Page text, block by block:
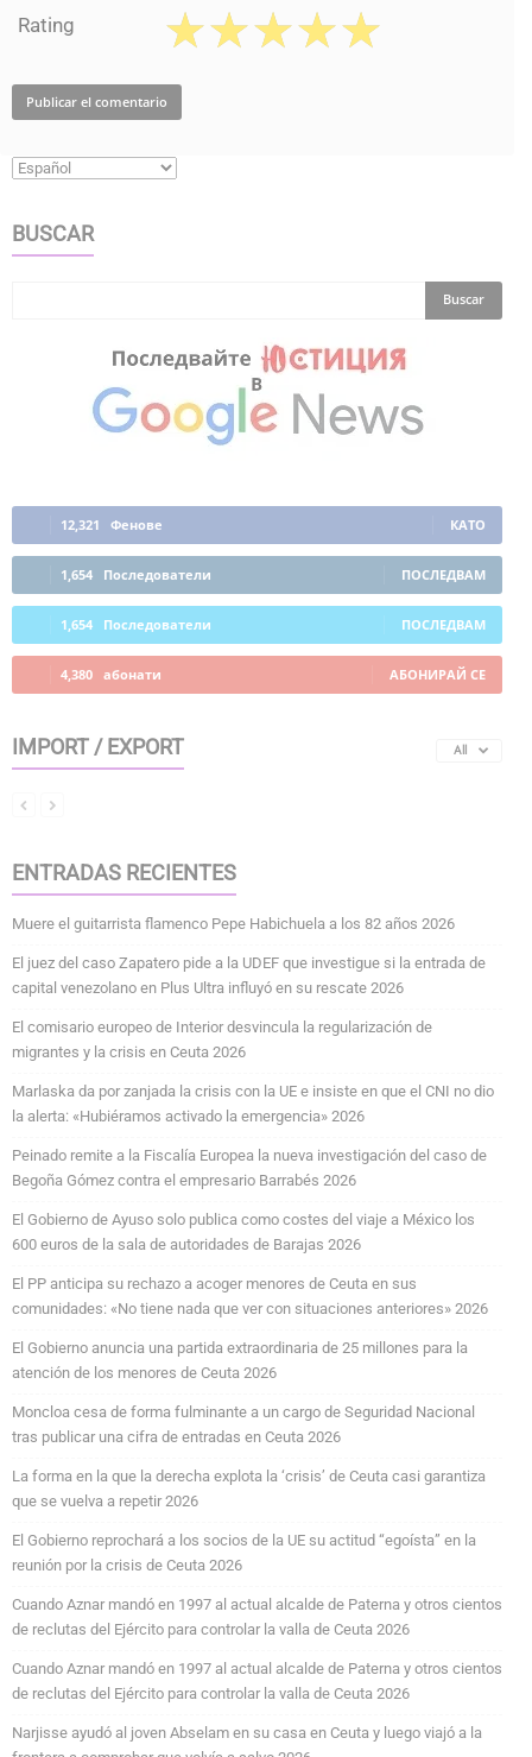
Rating
BUSCAR
12,321 Фенове КАТО
1,654 Последователи ПОСЛЕДВАМ
1,654 Последователи ПОСЛЕДВАМ
4,380 абонати АБОНИРАЙ СЕ
IMPORT / EXPORT All
ENTRADAS RECIENTES
Muere el guitarrista flamenco Pepe Habichuela a los 82 años 2026
El juez del caso Zapatero pide a la UDEF que investigue si la entrada de
capital venezolano en Plus Ultra influyó en su rescate 2026
El comisario europeo de Interior desvincula la regularización de
migrantes y la crisis en Ceuta 2026
Marlaska da por zanjada la crisis con la UE e insiste en que el CNI no dio
la alerta: «Hubiéramos activado la emergencia» 2026
Peinado remite a la Fiscalía Europea la nueva investigación del caso de
Begoña Gómez contra el empresario Barrabés 2026
El Gobierno de Ayuso solo publica como costes del viaje a México los
600 euros de la sala de autoridades de Barajas 2026
El PP anticipa su rechazo a acoger menores de Ceuta en sus
comunidades: «No tiene nada que ver con situaciones anteriores» 2026
El Gobierno anuncia una partida extraordinaria de 25 millones para la
atención de los menores de Ceuta 2026
Moncloa cesa de forma fulminante a un cargo de Seguridad Nacional
tras publicar una cifra de entradas en Ceuta 2026
La forma en la que la derecha explota la ‘crisis’ de Ceuta casi garantiza
que se vuelva a repetir 2026
El Gobierno reprochará a los socios de la UE su actitud “egoísta” en la
reunión por la crisis de Ceuta 2026
Cuando Aznar mandó en 1997 al actual alcalde de Paterna y otros cientos
de reclutas del Ejército para controlar la valla de Ceuta 2026
Cuando Aznar mandó en 1997 al actual alcalde de Paterna y otros cientos
de reclutas del Ejército para controlar la valla de Ceuta 2026
Narjisse ayudó al joven Abselam en su casa en Ceuta y luego viajó a la